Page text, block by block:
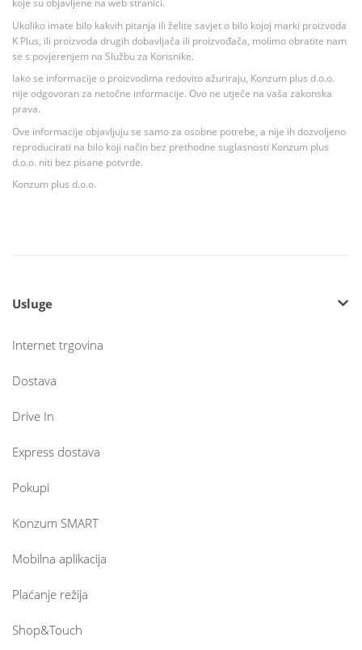
koje su objavljene na web stranici.
Ukoliko imate bilo kakvih pitanja ili želite savjet o bilo kojoj marki proizvoda
K Plus, ili proizvoda drugih dobavljača ili proizvođača, molimo obratite nam
se s povjerenjem na Službu za Korisnike.
Iako se informacije o proizvodima redovito ažuriraju, Konzum plus d.o.o.
nije odgovoran za netočne informacije. Ovo ne utječe na vaša zakonska
prava.
Ove informacije objavljuju se samo za osobne potrebe, a nije ih dozvoljeno
reproducirati na bilo koji način bez prethodne suglasnosti Konzum plus
d.o.o. niti bez pisane potvrde.
Konzum plus d.o.o.
Usluge
Internet trgovina
Dostava
Drive In
Express dostava
Pokupi
Konzum SMART
Mobilna aplikacija
Plaćanje režija
Shop&Touch